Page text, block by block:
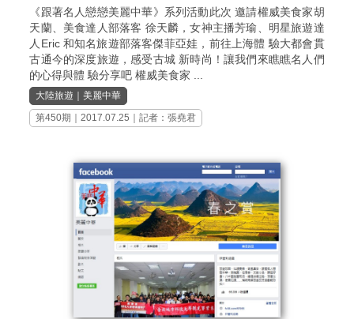
《跟著名人戀戀美麗中華》系列活動此次 邀請權威美食家胡
天蘭、美食達人部落客 徐天麟，女神主播芳瑜、明星旅遊達
人Eric 和知名旅遊部落客傑菲亞娃，前往上海體 驗大都會貫
古通今的深度旅遊，感受古城 新時尚！讓我們來瞧瞧名人們
的心得與體 驗分享吧 權威美食家 ...
大陸旅遊 ｜美麗中華
第450期
｜2017.07.25｜記者：張堯君